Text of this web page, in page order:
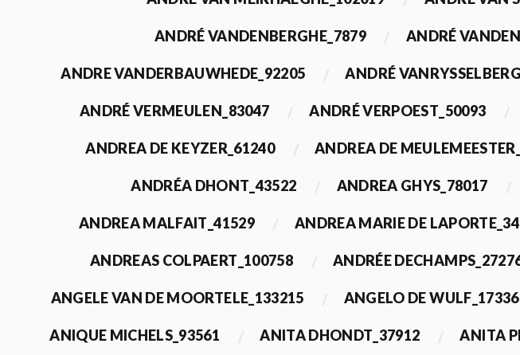
ANDRÉ VANDENBERGHE_7879 ANDRÉ
ANDRE VANDERBAUWHEDE_92205 ANDRÉ
ANDRÉ VERMEULEN_83047 ANDRÉ VERPOEST_50093
ANDREA DE KEYZER_61240 ANDREA DE
ANDRÉA DHONT_43522 ANDREA GHYS_78017
ANDREA MALFAIT_41529 ANDREA MARIE DE
ANDREAS COLPAERT_100758 ANDRÉE
ANGELE VAN DE MOORTELE_133215 ANGELO DE WULF_17336
ANIQUE MICHELS_93561 ANITA DHONDT_37912 ANITA